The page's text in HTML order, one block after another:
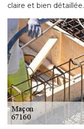
claire et bien détaillée.